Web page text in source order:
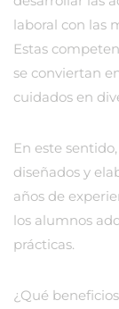
laboral con las
Estas
se conviertan
cuidados en
En este
diseñados y
años de
los alumnos
prácticas.
¿Qué